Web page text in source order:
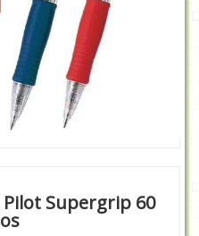
Supergrip 60